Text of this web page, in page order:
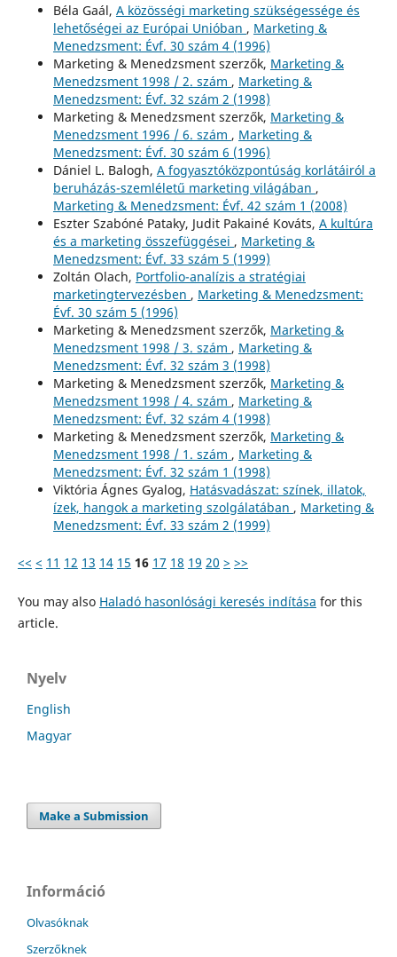
Béla Gaál, A közösségi marketing szükségessége és
lehetőségei az Európai Unióban , Marketing &
Menedzsment: Évf. 30 szám 4 (1996)
Marketing & Menedzsment szerzők, Marketing &
Menedzsment 1998 / 2. szám , Marketing &
Menedzsment: Évf. 32 szám 2 (1998)
Marketing & Menedzsment szerzők, Marketing &
Menedzsment 1996 / 6. szám , Marketing &
Menedzsment: Évf. 30 szám 6 (1996)
Dániel L. Balogh, A fogyasztóközpontúság korlátáiról a
beruházás-szemléletű marketing világában ,
Marketing & Menedzsment: Évf. 42 szám 1 (2008)
Eszter Szabóné Pataky, Judit Pakainé Kováts, A kultúra
és a marketing összefüggései , Marketing &
Menedzsment: Évf. 33 szám 5 (1999)
Zoltán Olach, Portfolio-analízis a stratégiai
marketingtervezésben , Marketing & Menedzsment:
Évf. 30 szám 5 (1996)
Marketing & Menedzsment szerzők, Marketing &
Menedzsment 1998 / 3. szám , Marketing &
Menedzsment: Évf. 32 szám 3 (1998)
Marketing & Menedzsment szerzők, Marketing &
Menedzsment 1998 / 4. szám , Marketing &
Menedzsment: Évf. 32 szám 4 (1998)
Marketing & Menedzsment szerzők, Marketing &
Menedzsment 1998 / 1. szám , Marketing &
Menedzsment: Évf. 32 szám 1 (1998)
Viktória Ágnes Gyalog, Hatásvadászat: színek, illatok,
ízek, hangok a marketing szolgálatában , Marketing &
Menedzsment: Évf. 33 szám 2 (1999)
<< < 11 12 13 14 15 16 17 18 19 20 > >>
You may also Haladó hasonlósági keresés indítása for this
article.
Nyelv
English
Magyar
Make a Submission
Információ
Olvasóknak
Szerzőknek